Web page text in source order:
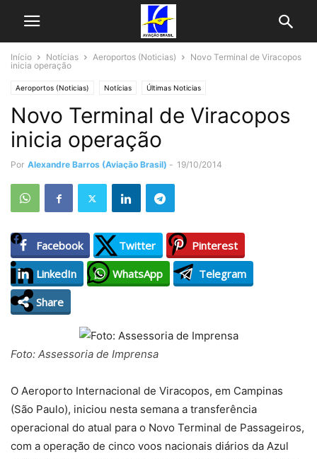
Início Notícias Aeroportos (Noticias)
Novo Terminal de Viracopos
inicia operação
Aeroportos (Noticias) Notícias Últimas Noticias
Novo Terminal de Viracopos
inicia operação
Por Alexandre Barros (Aviação Brasil) - 19/10/2014
Facebook Twitter
Pinterest
LinkedIn
WhatsApp
Telegram
Share
Foto: Assessoria de Imprensa
O Aeroporto Internacional de Viracopos, em Campinas
(São Paulo), iniciou nesta semana a transferência
operacional do atual para o Novo Terminal de Passageiros,
com a operação de cinco voos nacionais diários da Azul